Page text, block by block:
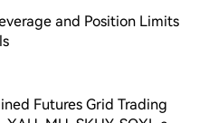
and Position Limits
Futures Grid Trading